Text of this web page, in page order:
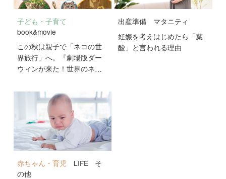
子ども・子育て
book&movie
この秋は親子で「ネコの世
界旅行」へ。『劇場版ダー
ウィンが来た！世界のネコ
公開！
出産準備
マタニティ
妊娠を考えはじめたら「葉
酸」と言われる理由
赤ちゃん・育児 LIFE
そ
の他